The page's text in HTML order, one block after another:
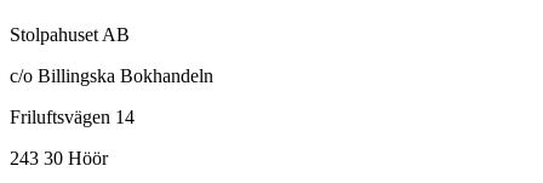
Stolpahuset AB
c/o Billingska Bokhandeln
Friluftsvägen 14
243 30 Höör